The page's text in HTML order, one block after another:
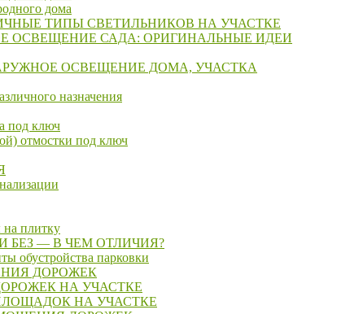
дома
ТИПЫ СВЕТИЛЬНИКОВ НА УЧАСТКЕ
ОСВЕЩЕНИЕ САДА: ОРИГИНАЛЬНЫЕ ИДЕИ
ОСВЕЩЕНИЕ ДОМА, УЧАСТКА
назначения
под ключ
отмостки под ключ
на плитку
БЕЗ — В ЧЕМ ОТЛИЧИЯ?
обустройства парковки
ДОРОЖЕК
НА УЧАСТКЕ
НА УЧАСТКЕ